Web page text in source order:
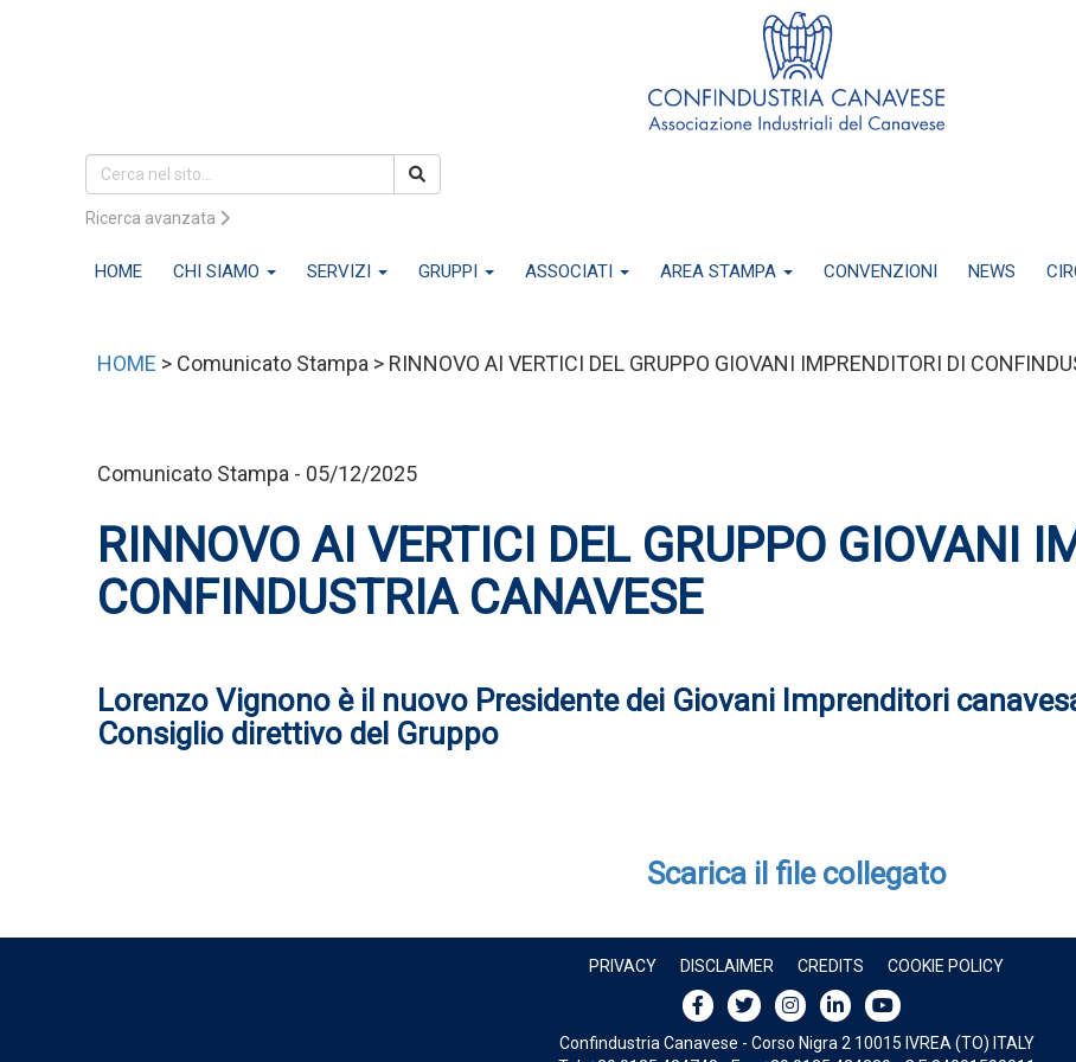
Ricerca avanzata
HOME CHI SIAMO SERVIZI GRUPPI ASSOCIATI AREA STAMPA CONVENZIONI NEWS
HOME > Comunicato Stampa > RINNOVO AI VERTICI DEL GRUPPO GIOVANI IMPRENDITORI DI
Comunicato Stampa - 05/12/2025
RINNOVO AI VERTICI DEL GRUPPO GIOVANI
CONFINDUSTRIA CANAVESE
Lorenzo Vignono è il nuovo Presidente dei Giovani Imprenditori
Consiglio direttivo del Gruppo
Scarica il file collegato
PRIVACY DISCLAIMER CREDITS COOKIE POLICY
Confindustria Canavese - Corso Nigra 2 10015 IVREA (TO) ITALY